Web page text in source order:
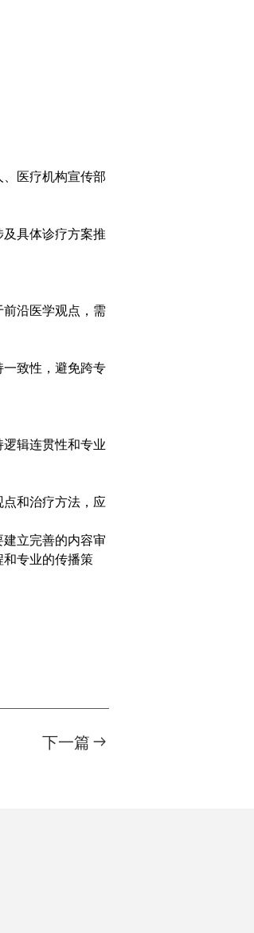
医疗机构宣传部
及具体诊疗方案推
前沿医学观点，需
致性，避免跨专
辑连贯性和专业
和治疗方法，应
立完善的内容审
专业的传播策
下一篇